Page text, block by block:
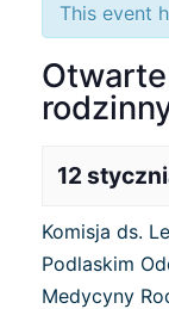
This event
12
Komisja ds.
Podlaskim
Medycyny